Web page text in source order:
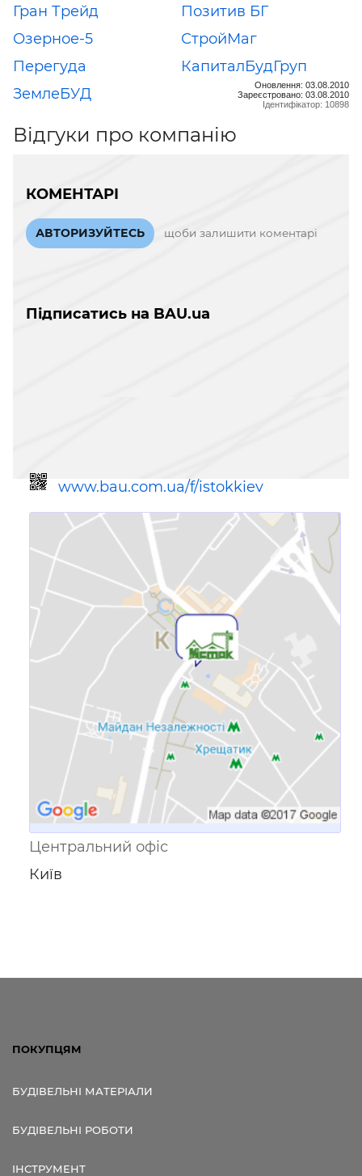
Гран Трейд
Позитив БГ
Озерное-5
СтройМаг
Перегуда
КапиталБудГруп
ЗемлеБУД
Оновлення: 03.08.2010
Зареєстровано: 03.08.2010
Ідентифікатор: 10898
Відгуки про компанію
КОМЕНТАРІ
АВТОРИЗУЙТЕСЬ щоби залишити коментарі
Підписатись на BAU.ua
www.bau.com.ua/f/istokkiev
Посилання для мобільних
пристроїв
Центральний офіс
Київ
ПОКУПЦЯМ
БУДІВЕЛЬНІ МАТЕРІАЛИ
БУДІВЕЛЬНІ РОБОТИ
ІНСТРУМЕНТ